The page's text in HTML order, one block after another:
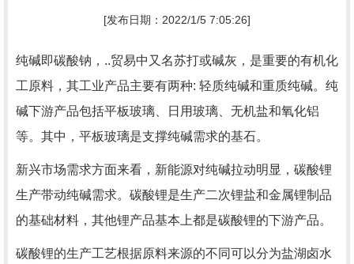
[发布日期：2022/1/5 7:05:26]
纯碱即碳酸钠 ，..贸易中又名苏打或碱灰，是重要的有机化
工原料，其工业产品主要有两种: 轻质纯碱和重质纯碱。纯
碱下游产品包括平板玻璃、日用玻璃、无机盐和氧化铝
等。其中，平板玻璃是支撑纯碱需求的基石。
新兴市场需求方面来看，新能源对纯碱拉动明显，碳酸锂
生产带动纯碱需求。碳酸锂是生产二次锂盐和金属锂制品
的基础材料，其他锂产品基本上都是碳酸锂的下游产品。
碳酸锂的生产工艺根据原料来源的不同可以分为盐湖卤水